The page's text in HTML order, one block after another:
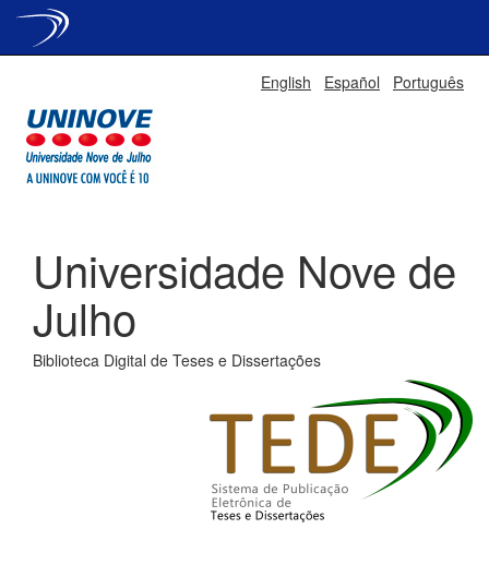
English Español Português
Universidade Nove de
Julho
Biblioteca Digital de Teses e Dissertações